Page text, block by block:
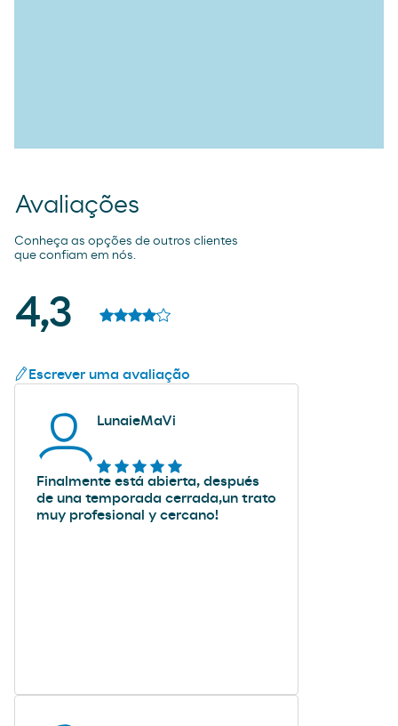
Avaliações
Conheça as opções de outros clientes
que confiam em nós.
4,3
Escrever uma avaliação
LunaieMaVi
Finalmente está abierta, después
de una temporada cerrada,un trato
muy profesional y cercano!